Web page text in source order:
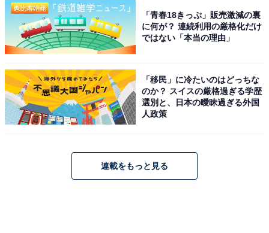
「青春18きっぷ」販売激減の裏
に何が？ 連続利用の厳格化だけ
ではない「本当の理由」
「移民」に冷たいのはどっちな
のか？ スイスの厳格過ぎる学歴
選別と、日本の曖昧過ぎる外国
人政策
連載をもっと見る